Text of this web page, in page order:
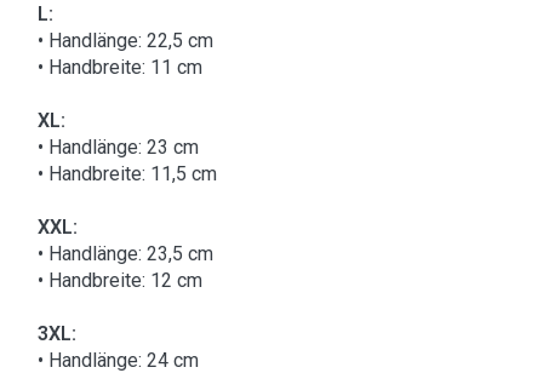
L:
• Handlänge: 22,5 cm
• Handbreite: 11 cm
XL:
• Handlänge: 23 cm
• Handbreite: 11,5 cm
XXL:
• Handlänge: 23,5 cm
• Handbreite: 12 cm
3XL:
• Handlänge: 24 cm